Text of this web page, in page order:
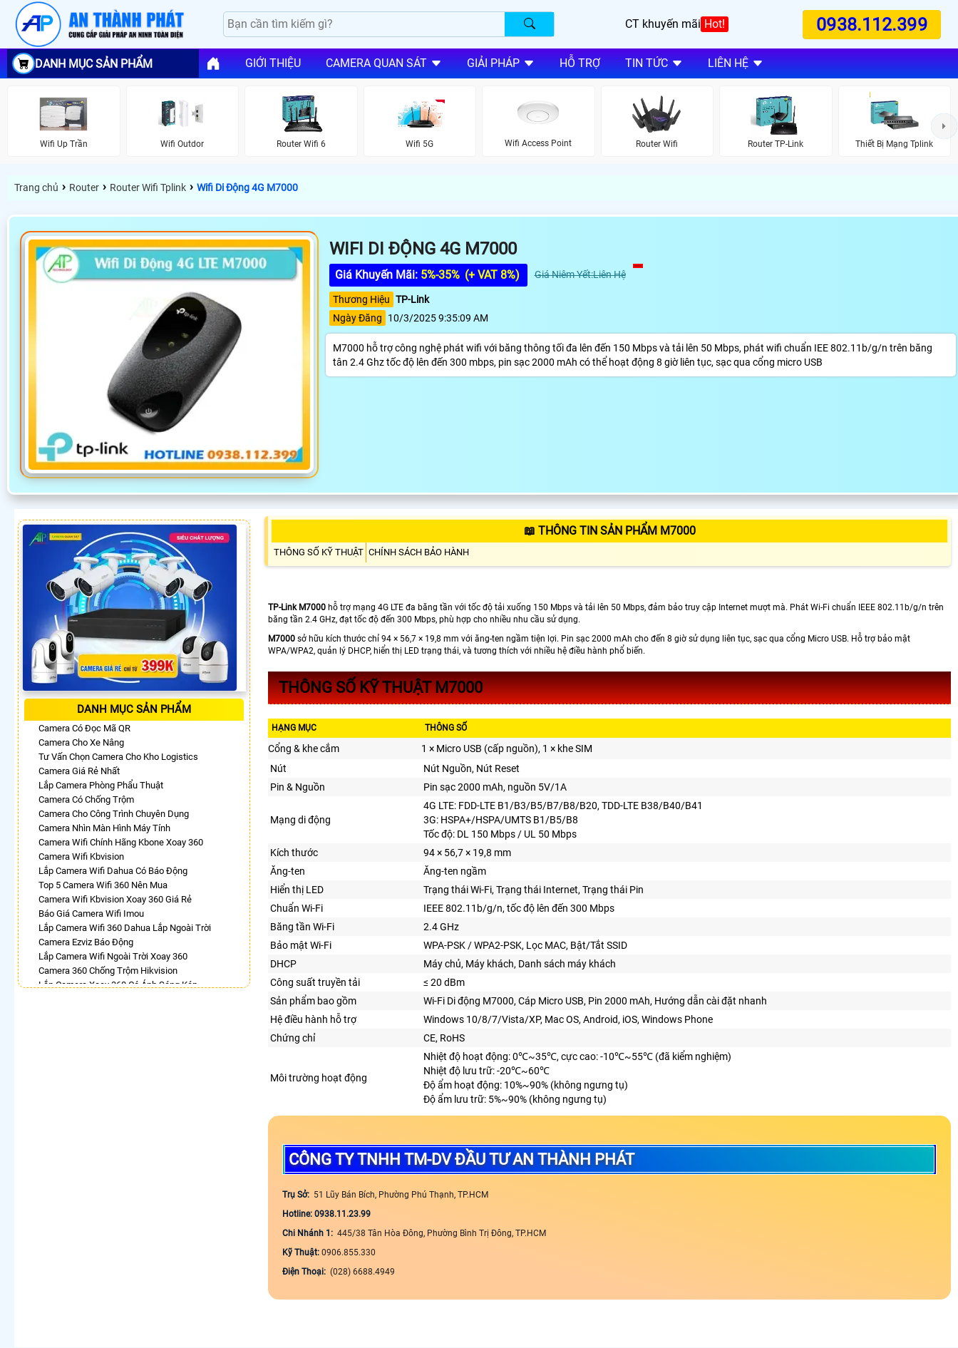
CT khuyến mãi Hot! 0938.112.399
DANH MỤC SẢN PHẨM GIỚI THIỆU CAMERA QUAN SÁT GIẢI PHÁP HỖ TRỢ TIN TỨC LIÊN HỆ
Wifi Up Trần Wifi Outdor Router Wifi 6 Wifi 5G Wifi Access Point Router Wifi Router TP-Link Thiết Bị Mạng Tplink
Trang chủ › Router › Router Wifi Tplink › Wifi Di Động 4G M7000
WIFI DI ĐỘNG 4G M7000
Giá Khuyến Mãi: 5%-35% (+ VAT 8%) Giá Niêm Yết:Liên Hệ
Thương Hiệu TP-Link
Ngày Đăng
10/3/2025 9:35:09 AM
M7000 hỗ trợ công nghệ phát wifi với băng thông tối đa lên đến 150 Mbps và tải lên 50 Mbps, phát wifi chuẩn IEE 802.11b/g/n trên băng
tân 2.4 Ghz tốc độ lên đến 300 mbps, pin sạc 2000 mAh có thể hoạt động 8 giờ liên tục, sạc qua cổng micro USB
DANH MỤC SẢN PHẨM
Camera Có Đọc Mã QR
Camera Cho Xe Nâng
Tư Vấn Chọn Camera Cho Kho Logistics
Camera Giá Rẻ Nhất
Lắp Camera Phòng Phẩu Thuật
Camera Có Chống Trộm
Camera Cho Công Trình Chuyên Dụng
Camera Nhìn Màn Hình Máy Tính
Camera Wifi Chính Hãng Kbone Xoay 360
Camera Wifi Kbvision
Lắp Camera Wifi Dahua Có Báo Động
Top 5 Camera Wifi 360 Nên Mua
Camera Wifi Kbvision Xoay 360 Giá Rẻ
Báo Giá Camera Wifi Imou
Lắp Camera Wifi 360 Dahua Lắp Ngoài Trời
Camera Ezviz Báo Động
Lắp Camera Wifi Ngoài Trời Xoay 360
Camera 360 Chống Trộm Hikvision
Lắp Camera Xoay 360 Có Ánh Sáng Kép
📖 THÔNG TIN SẢN PHẨM M7000
THÔNG SỐ KỸ THUẬT CHÍNH SÁCH BẢO HÀNH
TP-Link M7000 hỗ trợ mạng 4G LTE đa băng tần với tốc độ tải xuống 150 Mbps và tải lên 50 Mbps, đảm bảo truy cập Internet mượt mà. Phát Wi-Fi chuẩn IEEE 802.11b/g/n trên
băng tần 2.4 GHz, đạt tốc độ đến 300 Mbps, phù hợp cho nhiều nhu cầu sử dụng.
M7000 sở hữu kích thước chỉ 94 × 56,7 × 19,8 mm với ăng-ten ngầm tiện lợi. Pin sạc 2000 mAh cho đến 8 giờ sử dụng liên tục, sạc qua cổng Micro USB. Hỗ trợ bảo mật
WPA/WPA2, quản lý DHCP, hiển thị LED trạng thái, và tương thích với nhiều hệ điều hành phổ biến.
THÔNG SỐ KỸ THUẬT M7000
HẠNG MỤC THÔNG SỐ
Cổng & khe cắm
1 × Micro USB (cấp nguồn), 1 × khe SIM
Nút
Nút Nguồn, Nút Reset
Pin & Nguồn
Pin sạc 2000 mAh, nguồn 5V/1A
Mạng di động
4G LTE: FDD-LTE B1/B3/B5/B7/B8/B20, TDD-LTE B38/B40/B41
3G: HSPA+/HSPA/UMTS B1/B5/B8
Tốc độ: DL 150 Mbps / UL 50 Mbps
Kích thước
94 × 56,7 × 19,8 mm
Ăng-ten
Ăng-ten ngầm
Hiển thị LED
Trạng thái Wi-Fi, Trạng thái Internet, Trạng thái Pin
Chuẩn Wi-Fi
IEEE 802.11b/g/n, tốc độ lên đến 300 Mbps
Băng tần Wi-Fi
2.4 GHz
Bảo mật Wi-Fi
WPA-PSK / WPA2-PSK, Lọc MAC, Bật/Tắt SSID
DHCP
Máy chủ, Máy khách, Danh sách máy khách
Công suất truyền tải
≤ 20 dBm
Sản phẩm bao gồm
Wi-Fi Di động M7000, Cáp Micro USB, Pin 2000 mAh, Hướng dẫn cài đặt nhanh
Hệ điều hành hỗ trợ
Windows 10/8/7/Vista/XP, Mac OS, Android, iOS, Windows Phone
Chứng chỉ
CE, RoHS
Môi trường hoạt động
Nhiệt độ hoạt động: 0℃~35℃, cực cao: -10℃~55℃ (đã kiểm nghiệm)
Nhiệt độ lưu trữ: -20℃~60℃
Độ ẩm hoạt động: 10%~90% (không ngưng tụ)
Độ ẩm lưu trữ: 5%~90% (không ngưng tụ)
CÔNG TY TNHH TM-DV ĐẦU TƯ AN THÀNH PHÁT
Trụ Sở: 51 Lũy Bán Bích, Phường Phú Thạnh, TP.HCM
Hotline: 0938.11.23.99
Chi Nhánh 1: 445/38 Tân Hòa Đông, Phường Bình Trị Đông, TP.HCM
Kỹ Thuật: 0906.855.330
Điện Thoại: (028) 6688.4949